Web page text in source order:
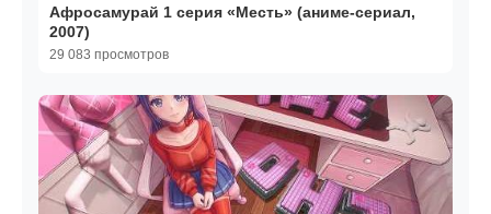
Афросамурай 1 серия «Месть» (аниме-сериал,
2007)
29 083 просмотров